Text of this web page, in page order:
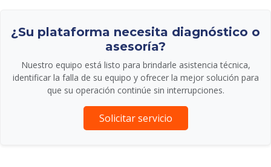
¿Su plataforma necesita diagnóstico o
asesoría?
Nuestro equipo está listo para brindarle asistencia técnica,
identificar la falla de su equipo y ofrecer la mejor solución para
que su operación continúe sin interrupciones.
Solicitar servicio